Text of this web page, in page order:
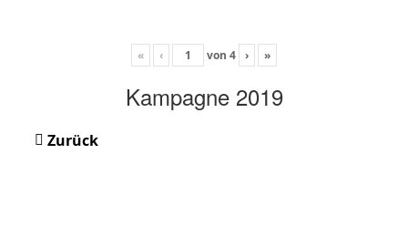
« ‹ von 4 › »
Kampagne 2019
Zurück